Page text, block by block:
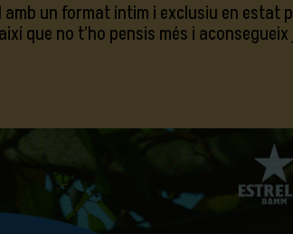
un format íntim i exclusiu en estat
que no t’ho pensis més i